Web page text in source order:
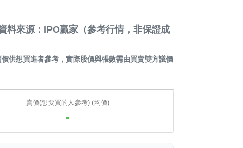
料來源：IPO贏家（參考行情，非保證成
供想買進者參考，實際股價與張數需由買賣雙方議價
賣價(想要買的人參考) (均價)
-